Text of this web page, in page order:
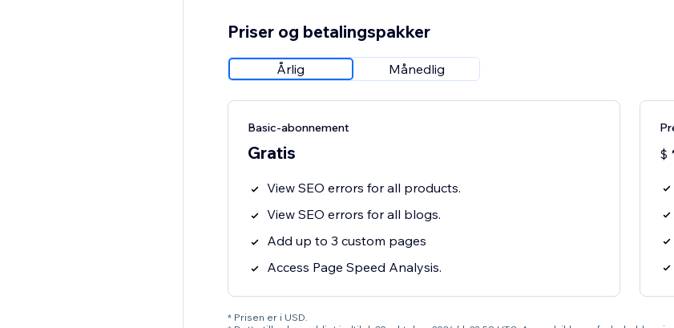
Priser og betalingspakker
Årlig Månedlig
Basic-abonnement
Gratis
View SEO errors for all products.
View SEO errors for all blogs.
Add up to 3 custom pages
Access Page Speed Analysis.
$
* Prisen er i USD.